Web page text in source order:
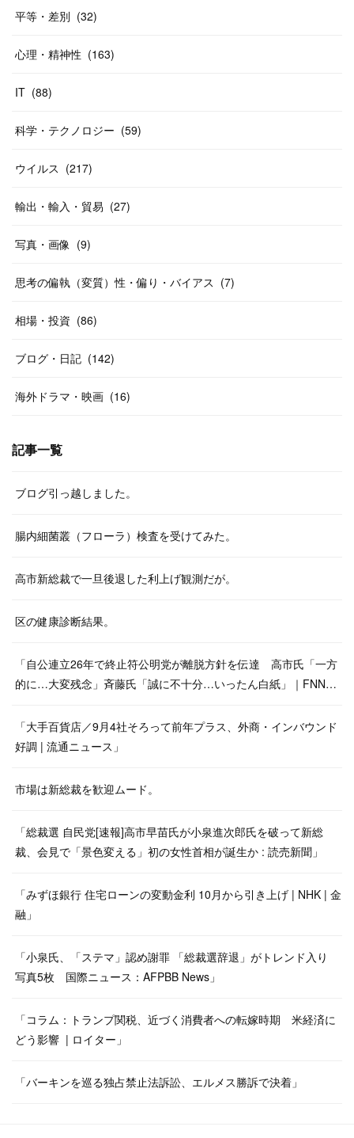
平等・差別 (32)
心理・精神性 (163)
IT (88)
科学・テクノロジー (59)
ウイルス (217)
輸出・輸入・貿易 (27)
写真・画像 (9)
思考の偏執（変質）性・偏り・バイアス (7)
相場・投資 (86)
ブログ・日記 (142)
海外ドラマ・映画 (16)
記事一覧
ブログ引っ越しました。
腸内細菌叢（フローラ）検査を受けてみた。
高市新総裁で一旦後退した利上げ観測だが。
区の健康診断結果。
「自公連立26年で終止符公明党が離脱方針を伝達 高市氏「一方
的に…大変残念」斉藤氏「誠に不十分…いったん白紙」｜FNN…
「大手百貨店／9月4社そろって前年プラス、外商・インバウンド
好調 | 流通ニュース」
市場は新総裁を歓迎ムード。
「総裁選 自民党[速報]高市早苗氏が小泉進次郎氏を破って新総
裁、会見で「景色変える」初の女性首相が誕生か : 読売新聞」
「みずほ銀行 住宅ローンの変動金利 10月から引き上げ | NHK | 金
融」
「小泉氏、「ステマ」認め謝罪 「総裁選辞退」がトレンド入り
写真5枚 国際ニュース：AFPBB News」
「コラム：トランプ関税、近づく消費者への転嫁時期 米経済に
どう影響 | ロイター」
「バーキンを巡る独占禁止法訴訟、エルメス勝訴で決着」